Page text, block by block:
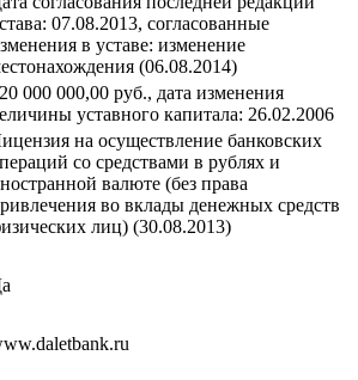
07.08.2013, cогласованные
в уставe: изменение
(06.08.2014)
000 000,00 руб., дата изменения
уставного капитала: 26.02.2006
на осуществление банковских
со средствами в рублях и
валюте (без права
во вклады денежных средств
лиц) (30.08.2013)